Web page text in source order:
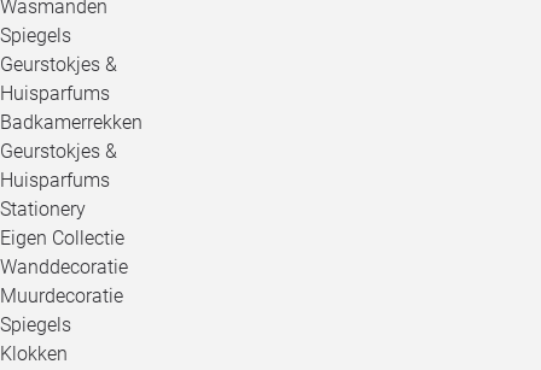
Wasmanden
Spiegels
Geurstokjes &
Huisparfums
Badkamerrekken
Geurstokjes &
Huisparfums
Stationery
Eigen Collectie
Wanddecoratie
Muurdecoratie
Spiegels
Klokken